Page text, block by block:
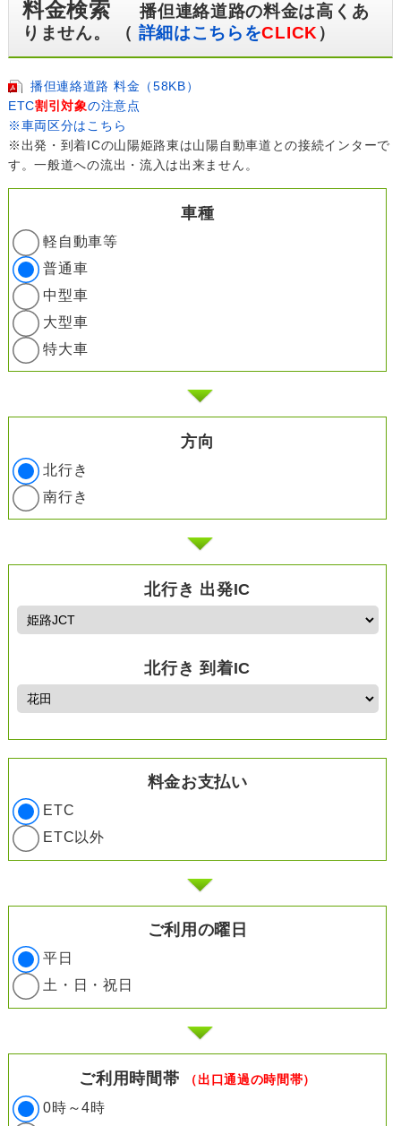
料金検索播但連絡道路の料金は高くあ
りません。 （ 詳細はこちらをCLICK ）
播但連絡道路 料金（58KB）
ETC割引対象の注意点
※車両区分はこちら
※出発・到着ICの山陽姫路東は山陽自動車道との接続インターで
す。一般道への流出・流入は出来ません。
車種
軽自動車等
普通車
中型車
大型車
特大車
方向
北行き
南行き
北行き 出発IC
北行き 到着IC
料金お支払い
ETC
ETC以外
ご利用の曜日
平日
土・日・祝日
ご利用時間帯 （出口通過の時間帯）
0時～4時